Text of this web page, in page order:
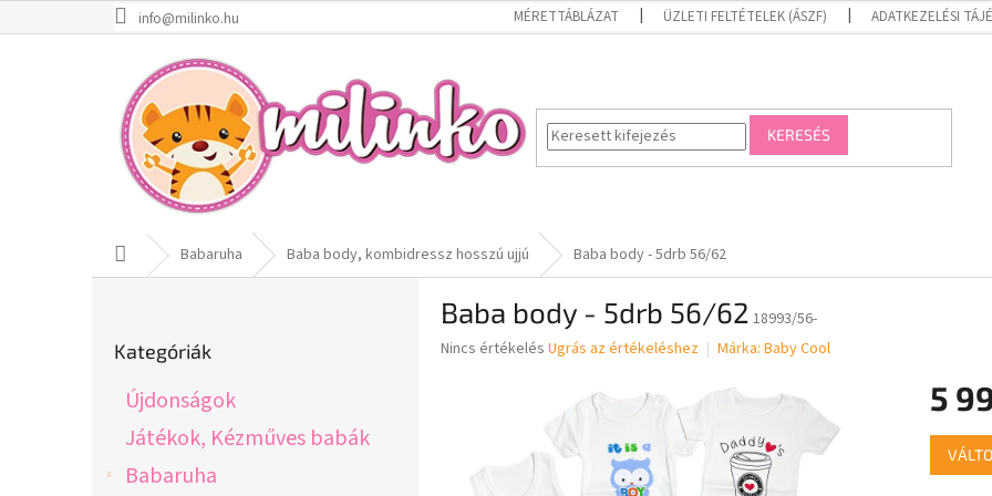
a
info@milinko.hu MÉRETTÁBLÁZAT ÜZLETI FELTÉTELEK (ÁSZF) ADATKEZELÉSI
KERESÉS
KezdőlapBabaruha Baba body, kombidressz hosszú ujjú Baba body - 5drb 56/62
átugrása
Kategóriák
Újdonságok
Játékok, Kézműves babák
Babaruha
Baba body - 5drb 56/62 18993/56-
A
Nincs értékelés Ugrás az értékeléshez Márka: Baby Cool
5